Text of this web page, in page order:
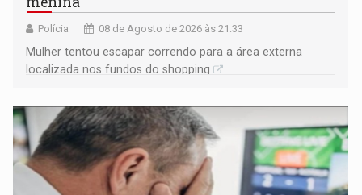
Polícia 08 de Agosto de 2026 às 21:33
Mulher tentou escapar correndo para a área externa
localizada nos fundos do shopping